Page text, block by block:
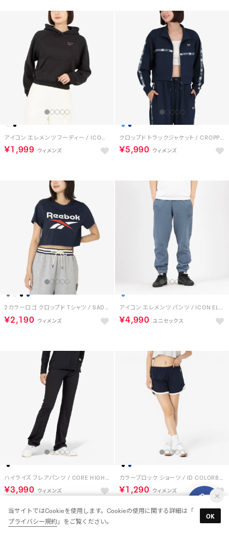
アイコン エレメンツ フーディー / ICON ELEMENTS FT HOODIE （ブラック）
￥1,999
クロップド トラックジャケット / CROPPED TRACK JACKET （ネイビー）
￥5,990
2カラーロゴ クロップド Tシャツ / SADIE 2 COLOUR LOGO CRW CROPPED SS TEE （ネイビー）
￥2,190
アイコン エレメンツ パンツ / ICON ELEMENTS PANT （シャドー）
￥4,990
ハイライズ フレアパンツ / CORE HIGH RISE BOOTCUT PANT （ブラック）
￥3,990
カラーブロック ショーツ / ID COLORBLOCK SHORTS （ネイビー）
￥1,290
当サイトではCookieを使用します。Cookieの使用に関する詳細は「
プライバシー規約 」をご覧ください。
OK